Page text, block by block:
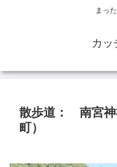
まっ
カッ
散歩道： 南宮神
町）